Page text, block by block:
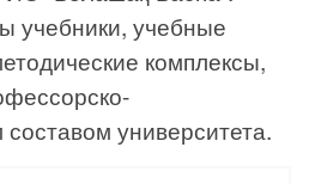
учебники, учебные
комплексы,
университета.